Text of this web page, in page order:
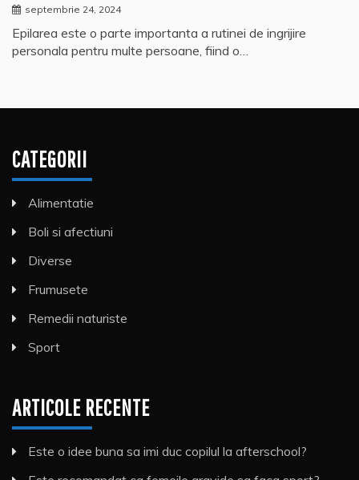
septembrie 24, 2024
Epilarea este o parte importanta a rutinei de ingrijire
personala pentru multe persoane, fiind o…
CATEGORII
Alimentatie
Boli si afectiuni
Diverse
Frumusete
Remedii naturiste
Sport
ARTICOLE RECENTE
Este o idee buna sa imi duc copilul la afterschool?